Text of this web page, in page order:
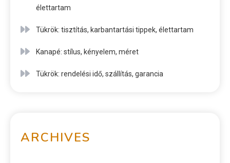
élettartam
Tükrök: tisztítás, karbantartási tippek, élettartam
Kanapé: stílus, kényelem, méret
Tükrök: rendelési idő, szállítás, garancia
ARCHIVES